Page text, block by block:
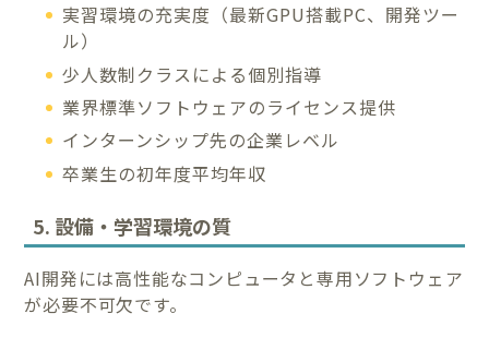
実習環境の充実度（最新GPU搭載PC、開発ツー
ル）
少人数制クラスによる個別指導
業界標準ソフトウェアのライセンス提供
インターンシップ先の企業レベル
卒業生の初年度平均年収
5. 設備・学習環境の質
AI開発には高性能なコンピュータと専用ソフトウェア
が必要不可欠です。